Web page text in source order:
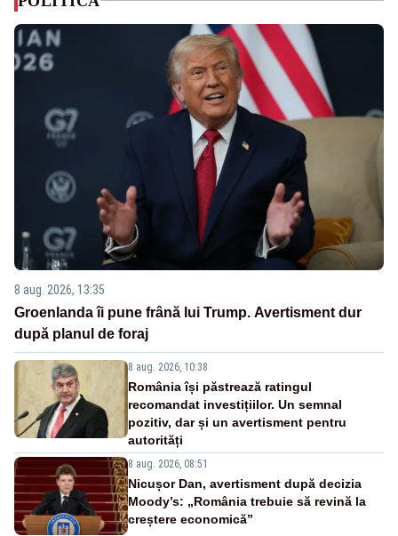
8 aug. 2026, 13:35
Groenlanda îi pune frână lui Trump. Avertisment dur
după planul de foraj
8 aug. 2026, 10:38
România își păstrează ratingul
recomandat investițiilor. Un semnal
pozitiv, dar și un avertisment pentru
autorități
8 aug. 2026, 08:51
Nicușor Dan, avertisment după decizia
Moody’s: „România trebuie să revină la
creștere economică”